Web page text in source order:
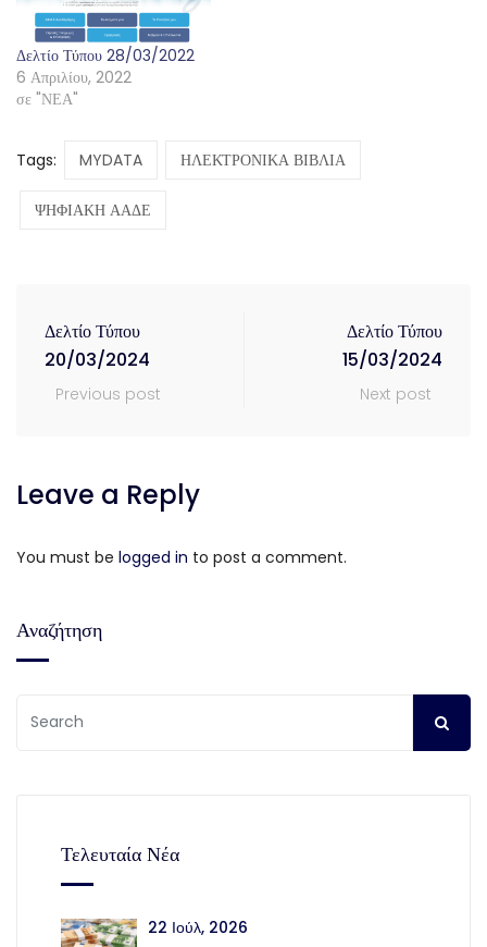
Δελτίο Τύπου 28/03/2022
6 Απριλίου, 2022
σε "ΝΕΑ"
Tags: MYDATA ΗΛΕΚΤΡΟΝΙΚΑ ΒΙΒΛΙΑ
ΨΗΦΙΑΚΗ ΑΑΔΕ
Δελτίο Τύπου
20/03/2024
Previous post
Δελτίο Τύπου
15/03/2024
Next post
Leave a Reply
You must be logged in to post a comment.
Αναζήτηση
Τελευταία Νέα
22 Ιούλ, 2026